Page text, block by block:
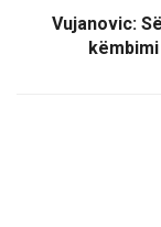
Vujanovic: